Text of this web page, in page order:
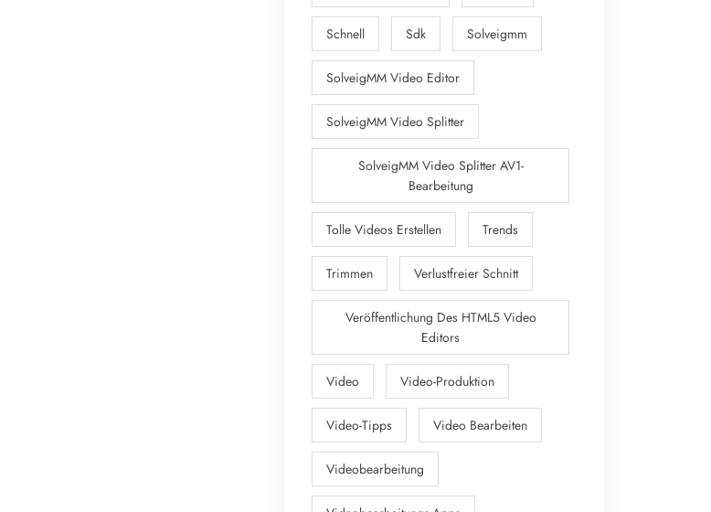
Schnell Sdk Solveigmm
SolveigMM Video Editor
SolveigMM Video Splitter
SolveigMM Video Splitter AV1-
Bearbeitung
Tolle Videos Erstellen Trends
Trimmen Verlustfreier Schnitt
Veröffentlichung Des HTML5 Video
Editors
Video Video-Produktion
Video-Tipps Video Bearbeiten
Videobearbeitung